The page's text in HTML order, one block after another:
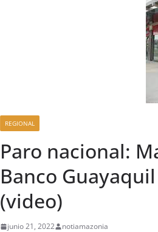
REGIONAL
Paro nacional:
Banco
(video)
junio 21, 2022 notiamazonia